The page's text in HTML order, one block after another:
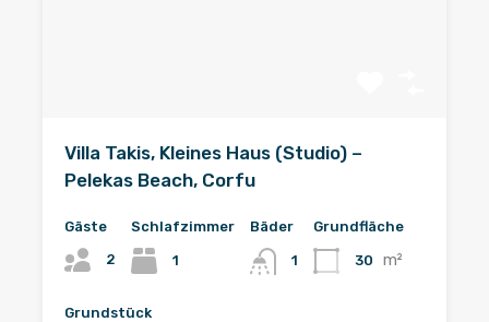
Villa Takis, Kleines Haus (Studio) –
Pelekas Beach, Corfu
Gäste
2
Schlafzimmer
1
Bäder
1
Grundfläche
30 m²
Grundstück